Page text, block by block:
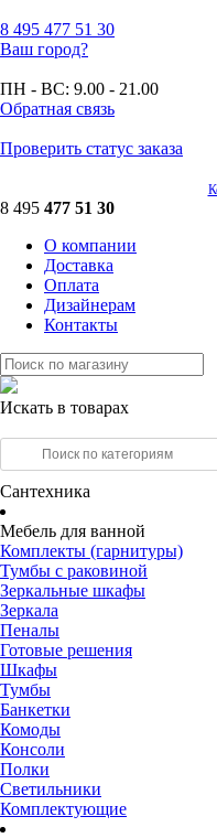
8 495 477 51 30
Ваш город?
ПН - ВС: 9.00 - 21.00
Обратная связь
Проверить статус заказа
8 495 477 51 30
О компании
Доставка
Оплата
Дизайнерам
Контакты
Искать в товарах
Сантехника
Мебель для ванной
Комплекты (гарнитуры)
Тумбы с раковиной
Зеркальные шкафы
Зеркала
Пеналы
Готовые решения
Шкафы
Тумбы
Банкетки
Комоды
Консоли
Полки
Светильники
Комплектующие